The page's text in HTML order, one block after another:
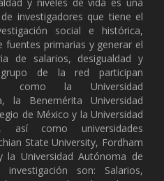
investigadores que tiene el
social e histórica,
primarias y generar el
de salarios, desigualdad y
de la red participan
como la Universidad
la Benemérita Universidad
de México y la Universidad
así como universidades
State University, Fordham
la Universidad Autónoma de
son: Salarios,